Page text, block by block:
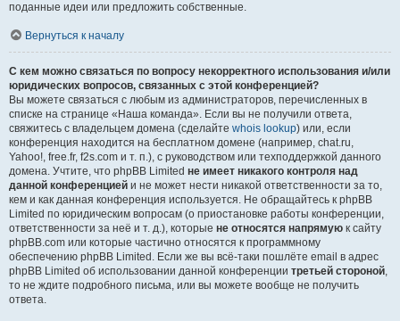
поданные идеи или предложить собственные.
Вернуться к началу
С кем можно связаться по вопросу некорректного использования и/или
юридических вопросов, связанных с этой конференцией?
Вы можете связаться с любым из администраторов, перечисленных в
списке на странице «Наша команда». Если вы не получили ответа,
свяжитесь с владельцем домена (сделайте whois lookup) или, если
конференция находится на бесплатном домене (например, chat.ru,
Yahoo!, free.fr, f2s.com и т. п.), с руководством или техподдержкой данного
домена. Учтите, что phpBB Limited не имеет никакого контроля над
данной конференцией и не может нести никакой ответственности за то,
кем и как данная конференция используется. Не обращайтесь к phpBB
Limited по юридическим вопросам (о приостановке работы конференции,
ответственности за неё и т. д.), которые не относятся напрямую к сайту
phpBB.com или которые частично относятся к программному
обеспечению phpBB Limited. Если же вы всё-таки пошлёте email в адрес
phpBB Limited об использовании данной конференции третьей стороной,
то не ждите подробного письма, или вы можете вообще не получить
ответа.